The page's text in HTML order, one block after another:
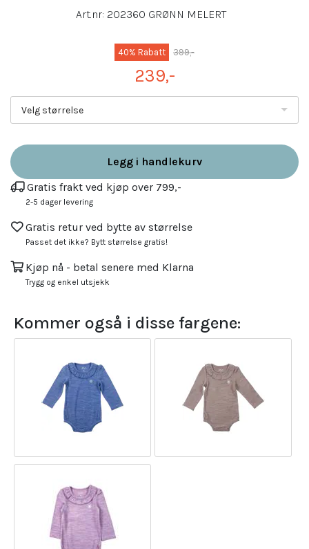
Art.nr: 202360 GRØNN MELERT
40% Rabatt 399,-
239,-
Velg størrelse
Legg i handlekurv
Gratis frakt ved kjøp over 799,-
2-5 dager levering
Gratis retur ved bytte av størrelse
Passet det ikke? Bytt størrelse gratis!
Kjøp nå - betal senere med Klarna
Trygg og enkel utsjekk
Kommer også i disse fargene: